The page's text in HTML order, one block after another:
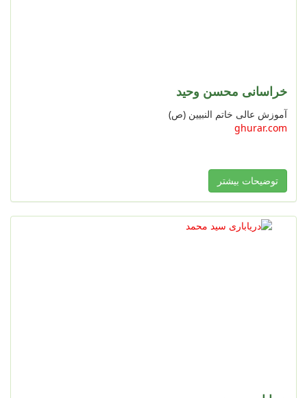
خراسانی محسن وحید
آموزش عالی خاتم النبیین (ص)
ghurar.com
توضیحات بیشتر